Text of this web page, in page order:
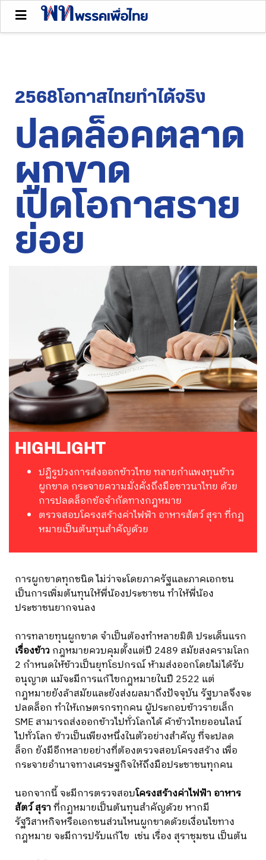
2568โอกาสไทยทำได้จริง
ปลดล็อคตลาด
ผูกขาด
เปิดโอกาสราย
ย่อย
HIGHLIGHT
ปฏิรูปวงการส่งออกข้าวไทย ทลายกำแพงทุนข้าว
ผูกขาด กระจายความมั่งคั่งถึงมือชาวนาไทย ด้วย
การปลดล็อกข้อจำกัดทางกฎหมาย
ตรวจสอบโครงสร้างค่าไฟฟ้า อาหารสัตว์ สุรา ที่กฏ
หมายเป็นต้นทุนสำคัญด้วย
การผูกขาดทุกชนิด ไม่ว่าจะโดยภาครัฐและภาคเอกชน
เป็นการเพิ่มต้นทุนให้พี่น้องประชาชน ทำให้พี่น้อง
ประชาชนยากจนลง
การทลายทุนผูกขาด จำเป็นต้องทำหลายมิติ ประเด็นแรก
เรื่องข้าวกฎหมายควบคุมตั้งแต่ปี 2489 สมัยสงครามโลก
2 กำหนดให้ข้าวเป็นยุทโธปกรณ์ ห้ามส่งออกโดยไม่ได้รับ
อนุญาต แม้จะมีการแก้ไขกฎหมายในปี 2522 แต่
กฎหมายยังล้าสมัยและยังส่งผลมาถึงปัจจุบัน รัฐบาลจึงจะ
ปลดล็อก ทำให้เกษตรกรทุกคน ผู้ประกอบข้าวรายเล็ก
SME สามารถส่งออกข้าวไปทั่วโลกได้ ค้าข้าวไทยออนไลน์
ไปทั่วโลก ข้าวเป็นเพียงหนึ่งในตัวอย่างสำคัญ ที่จะปลด
ล็อก ยังมีอีกหลายอย่างที่ต้องตรวจสอบโครงสร้าง เพื่อ
กระจายอำนาจทางเศรษฐกิจให้ถึงมือประชาชนทุกคน
นอกจากนี้ จะมีการตรวจสอบโครงสร้างค่าไฟฟ้า อาหาร
สัตว์ สุราที่กฏหมายเป็นต้นทุนสำคัญด้วย หากมี
รัฐวิสาหกิจหรือเอกชนส่วนไหนผูกขาดด้วยเงื่อนไขทาง
กฎหมาย จะมีการปรับแก้ไข เช่น เรื่อง สุราชุมชน เป็นต้น